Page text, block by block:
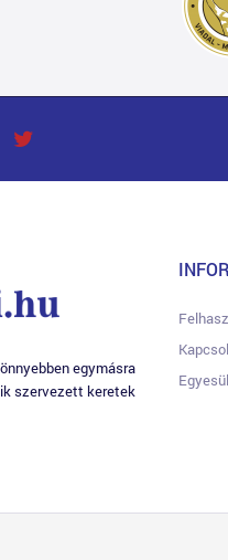
egymásra
szervezett keretek